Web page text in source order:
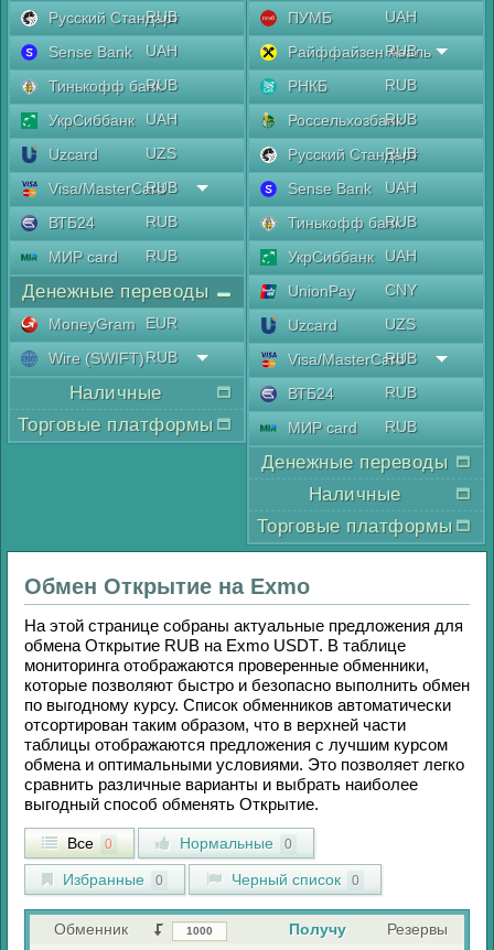
Русский Стандарт
RUB
Sense Bank
UAH
Тинькофф банкRUB
УкрСиббанк
UAH
Uzcard
UZS
Visa/MasterCard
RUB
ВТБ24
RUB
МИР card
RUB
Денежные переводы
MoneyGram
EUR
Wire (SWIFT)RUB
Наличные
Торговые платформы
ПУМБ
UAH
Райффайзен Аваль
RUB
РНКБ
RUB
РоссельхозбанкRUB
Русский Стандарт
RUB
Sense Bank
UAH
Тинькофф банкRUB
УкрСиббанк
UAH
UnionPay
CNY
Uzcard
UZS
Visa/MasterCard
RUB
ВТБ24
RUB
МИР card
RUB
Денежные переводы
Наличные
Торговые платформы
Обмен Открытие на Exmo
На этой странице собраны актуальные предложения для
обмена Открытие RUB на Exmo USDT. В таблице
мониторинга отображаются проверенные обменники,
которые позволяют быстро и безопасно выполнить обмен
по выгодному курсу. Список обменников автоматически
отсортирован таким образом, что в верхней части
таблицы отображаются предложения с лучшим курсом
обмена и оптимальными условиями. Это позволяет легко
сравнить различные варианты и выбрать наиболее
выгодный способ обменять Открытие.
Все 0 Нормальные 0
Избранные 0 Черный список 0
Обменник Получу
Резервы